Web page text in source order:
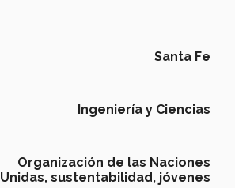
Santa Fe
Ingeniería y Ciencias
Organización de las Naciones
Unidas, sustentabilidad, jóvenes